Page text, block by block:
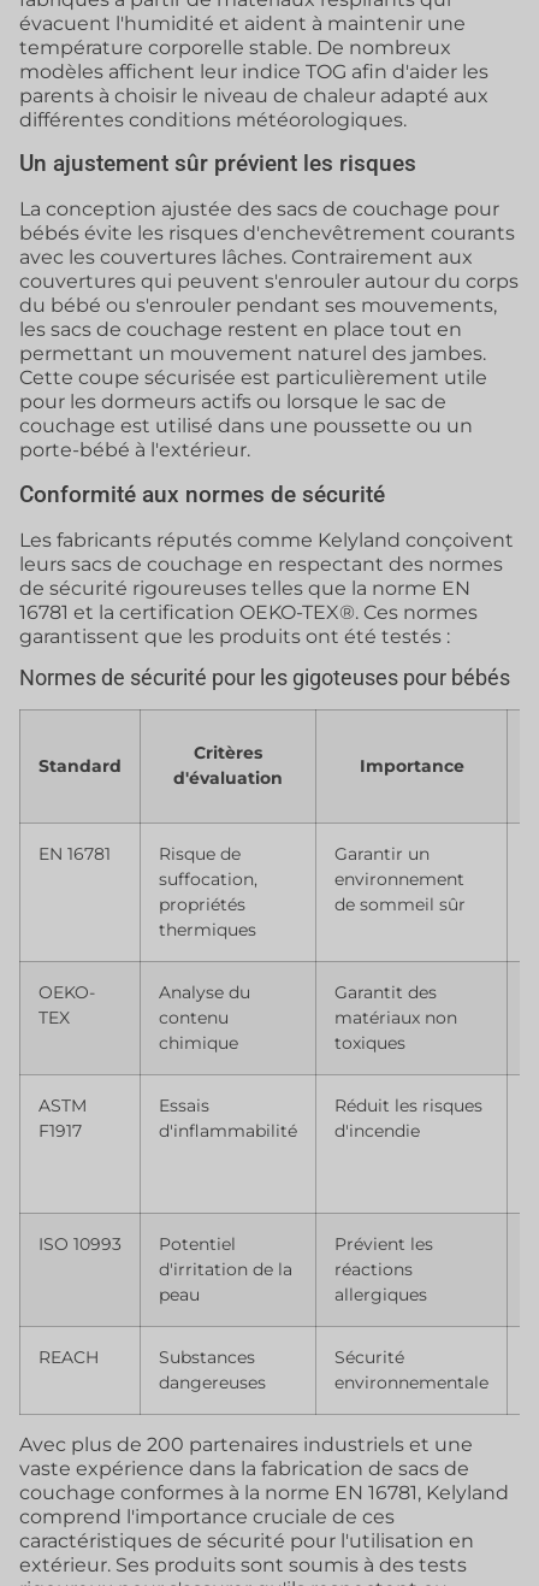
évacuent l'humidité et aident à maintenir une
température corporelle stable. De nombreux
modèles affichent leur indice TOG afin d'aider les
parents à choisir le niveau de chaleur adapté aux
différentes conditions météorologiques.
Un ajustement sûr prévient les risques
La conception ajustée des sacs de couchage pour
bébés évite les risques d'enchevêtrement courants
avec les couvertures lâches. Contrairement aux
couvertures qui peuvent s'enrouler autour du corps
du bébé ou s'enrouler pendant ses mouvements,
les sacs de couchage restent en place tout en
permettant un mouvement naturel des jambes.
Cette coupe sécurisée est particulièrement utile
pour les dormeurs actifs ou lorsque le sac de
couchage est utilisé dans une poussette ou un
porte-bébé à l'extérieur.
Conformité aux normes de sécurité
Les fabricants réputés comme Kelyland conçoivent
leurs sacs de couchage en respectant des normes
de sécurité rigoureuses telles que la norme EN
16781 et la certification OEKO-TEX®. Ces normes
garantissent que les produits ont été testés :
Normes de sécurité pour les gigoteuses pour bébés
Standard
Critères
d'évaluation
Importance
EN 16781
Risque de
suffocation,
propriétés
thermiques
Garantir un
environnement
de sommeil sûr
OEKO-
TEX
Analyse du
contenu
chimique
Garantit des
matériaux non
toxiques
ASTM
F1917
Essais
d'inflammabilité
Réduit les risques
d'incendie
ISO 10993
Potentiel
d'irritation de la
peau
Prévient les
réactions
allergiques
REACH
Substances
dangereuses
Sécurité
environnementale
Avec plus de 200 partenaires industriels et une
vaste expérience dans la fabrication de sacs de
couchage conformes à la norme EN 16781, Kelyland
comprend l'importance cruciale de ces
caractéristiques de sécurité pour l'utilisation en
extérieur. Ses produits sont soumis à des tests